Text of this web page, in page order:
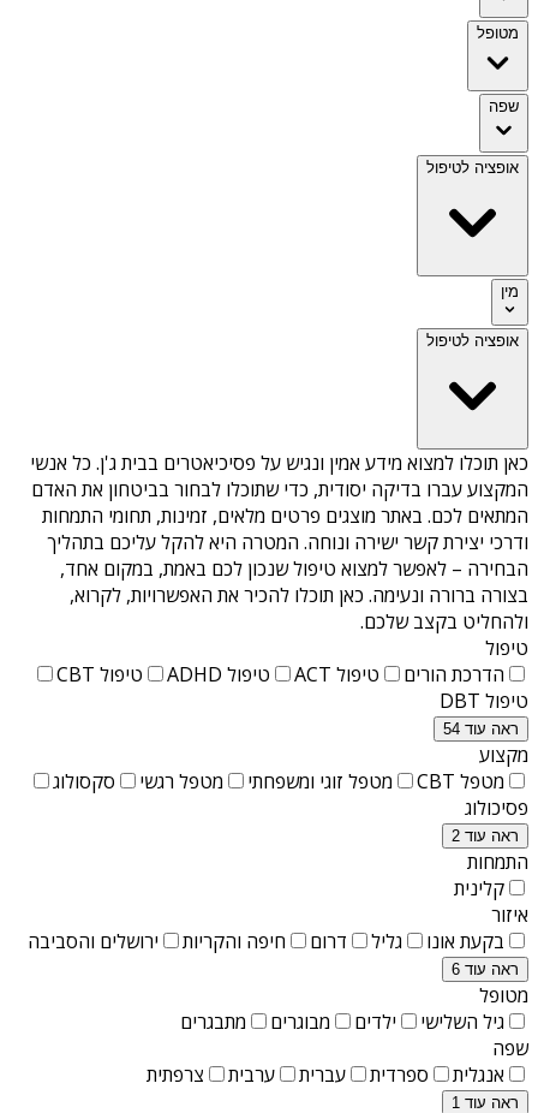
מטופל
שפה
אופציה לטיפול
מין
אופציה לטיפול
כאן תוכלו למצוא מידע אמין ונגיש על פסיכיאטרים בבית ג'ן. כל אנשי
המקצוע עברו בדיקה יסודית, כדי שתוכלו לבחור בביטחון את האדם
המתאים לכם. באתר מוצגים פרטים מלאים, זמינות, תחומי התמחות
ודרכי יצירת קשר ישירה ונוחה. המטרה היא להקל עליכם בתהליך
הבחירה – לאפשר למצוא טיפול שנכון לכם באמת, במקום אחד,
בצורה ברורה ונעימה. כאן תוכלו להכיר את האפשרויות, לקרוא,
ולהחליט בקצב שלכם.
טיפול
הדרכת הורים
טיפול ACT טיפול ADHD
טיפול CBT
טיפול DBT
ראה עוד 54
מקצוע
מטפל CBT
מטפל זוגי ומשפחתי מטפל רגשי
סקסולוג
פסיכולוג
ראה עוד 2
התמחות
קלינית
איזור
בקעת אונו
גליל דרום חיפה והקריות ירושלים והסביבה
ראה עוד 6
מטופל
גיל השלישי
ילדים מבוגרים
מתבגרים
שפה
אנגלית
ספרדית עברית ערבית צרפתית
ראה עוד 1